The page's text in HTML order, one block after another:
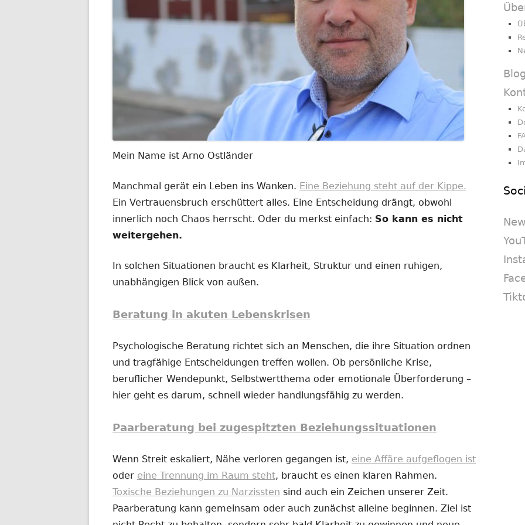
Mein Name ist Arno Ostländer
Manchmal gerät ein Leben ins Wanken. Eine Beziehung steht auf der Kippe.
Ein Vertrauensbruch erschüttert alles. Eine Entscheidung drängt, obwohl
innerlich noch Chaos herrscht. Oder du merkst einfach: So kann es nicht
weitergehen.
In solchen Situationen braucht es Klarheit, Struktur und einen ruhigen,
unabhängigen Blick von außen.
Beratung in akuten Lebenskrisen
Psychologische Beratung richtet sich an Menschen, die ihre Situation ordnen
und tragfähige Entscheidungen treffen wollen. Ob persönliche Krise,
beruflicher Wendepunkt, Selbstwertthema oder emotionale Überforderung –
hier geht es darum, schnell wieder handlungsfähig zu werden.
Paarberatung bei zugespitzten Beziehungssituationen
Wenn Streit eskaliert, Nähe verloren gegangen ist, eine Affäre aufgeflogen ist
oder eine Trennung im Raum steht, braucht es einen klaren Rahmen.
Toxische Beziehungen zu Narzissten sind auch ein Zeichen unserer Zeit.
Paarberatung kann gemeinsam oder auch zunächst alleine beginnen. Ziel ist
Blog